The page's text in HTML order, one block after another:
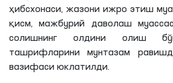
ҳибсхонаси, жазони ижро этиш
қисм, мажбурий даволаш
солишнинг олдини олиш
ташрифларини мунтазам
вазифаси юклатилди.